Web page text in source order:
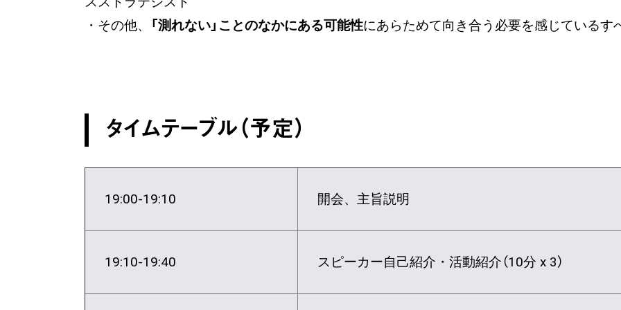
・その他、
「測れない」ことのなかにある可能性にあらためて向き合う必要を感じているす
タイムテーブル（予定）
19:00-19:10 開会、主旨説明
19:10-19:40 スピーカー自己紹介・活動紹介（10分 x 3）